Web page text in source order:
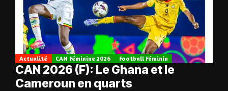
Actualité CAN Féminine 2026 Football Féminin
CAN 2026 (F): Le Ghana et le
Cameroun en quarts